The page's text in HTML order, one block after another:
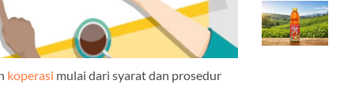
koperasi mulai dari syarat dan prosedur